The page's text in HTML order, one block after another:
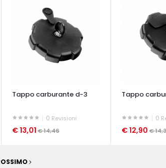
Tappo carburante d-3
0 Revisioni
€ 13,01€ 14,46
Tappo
0
€ 12,90 €